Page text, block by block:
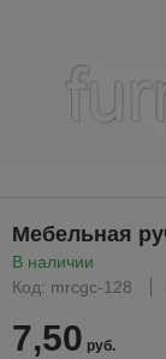
Мебельная
В наличии
Код: mrcgc-128
7,50 руб.